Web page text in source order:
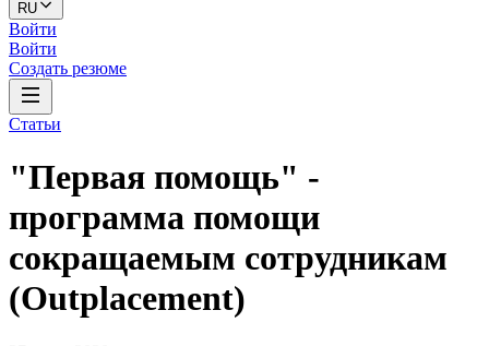
RU
Войти
Войти
Создать резюме
Статьи
"Первая помощь" -
программа помощи
сокращаемым сотрудникам
(Outplacement)